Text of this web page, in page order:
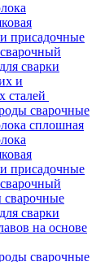
присадочные
сварки
и
сталей
сварочные
сплошная
присадочные
сварки
на основе
сварочные